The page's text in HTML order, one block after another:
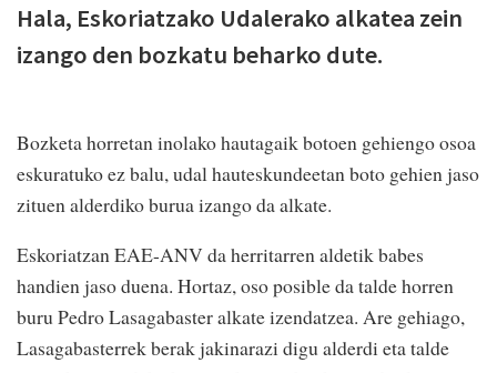
Hala, Eskoriatzako Udalerako alkatea zein
izango den bozkatu beharko dute.
Bozketa horretan inolako hautagaik botoen gehiengo osoa
eskuratuko ez balu, udal hauteskundeetan boto gehien jaso
zituen alderdiko burua izango da alkate.
Eskoriatzan EAE-ANV da herritarren aldetik babes
handien jaso duena. Hortaz, oso posible da talde horren
buru Pedro Lasagabaster alkate izendatzea. Are gehiago,
Lasagabasterrek berak jakinarazi digu alderdi eta talde